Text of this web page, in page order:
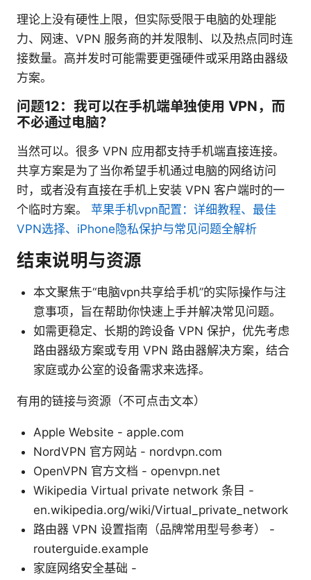
理论上没有硬性上限，但实际受限于电脑的处理能
力、网速、VPN 服务商的并发限制、以及热点同时连
接数量。高并发时可能需要更强硬件或采用路由器级
方案。
问题12：我可以在手机端单独使用 VPN，而
不必通过电脑？
当然可以。很多 VPN 应用都支持手机端直接连接。
共享方案是为了当你希望手机通过电脑的网络访问
时，或者没有直接在手机上安装 VPN 客户端时的一
个临时方案。 苹果手机vpn配置：详细教程、最佳
VPN选择、iPhone隐私保护与常见问题全解析
结束说明与资源
本文聚焦于“电脑vpn共享给手机”的实际操作与注
意事项，旨在帮助你快速上手并解决常见问题。
如需更稳定、长期的跨设备 VPN 保护，优先考虑
路由器级方案或专用 VPN 路由器解决方案，结合
家庭或办公室的设备需求来选择。
有用的链接与资源（不可点击文本）
Apple Website - apple.com
NordVPN 官方网站 - nordvpn.com
OpenVPN 官方文档 - openvpn.net
Wikipedia Virtual private network 条目 -
en.wikipedia.org/wiki/Virtual_private_network
路由器 VPN 设置指南（品牌常用型号参考） -
routerguide.example
家庭网络安全基础 -